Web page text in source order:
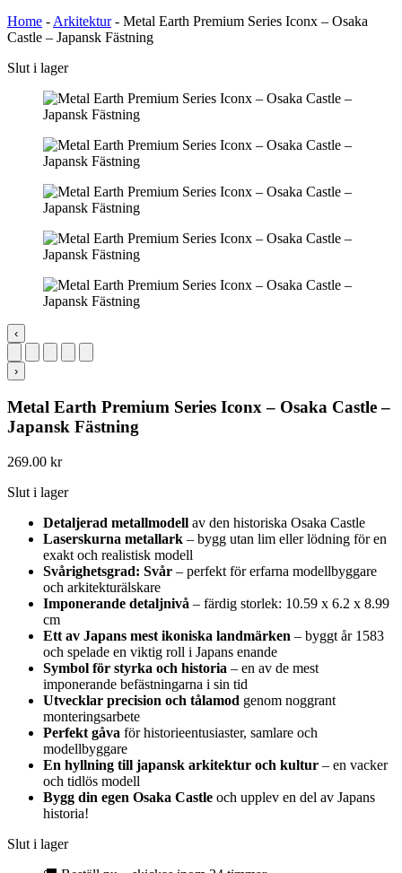
Home -Arkitektur- Metal Earth Premium Series Iconx – Osaka
Castle – Japansk Fästning
Slut i lager
‹
›
Metal Earth Premium Series Iconx – Osaka Castle –
Japansk Fästning
269.00 kr
Slut i lager
Detaljerad metallmodell av den historiska Osaka Castle
Laserskurna metallark – bygg utan lim eller lödning för en
exakt och realistisk modell
Svårighetsgrad: Svår – perfekt för erfarna modellbyggare
och arkitekturälskare
Imponerande detaljnivå – färdig storlek: 10.59 x 6.2 x 8.99
cm
Ett av Japans mest ikoniska landmärken – byggt år 1583
och spelade en viktig roll i Japans enande
Symbol för styrka och historia – en av de mest
imponerande befästningarna i sin tid
Utvecklar precision och tålamod genom noggrant
monteringsarbete
Perfekt gåva för historieentusiaster, samlare och
modellbyggare
En hyllning till japansk arkitektur och kultur – en vacker
och tidlös modell
Bygg din egen Osaka Castle och upplev en del av Japans
historia!
Slut i lager